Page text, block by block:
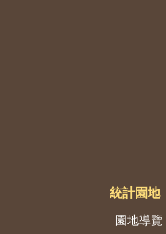
統計園地
園地導覽